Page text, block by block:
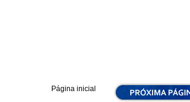
Página inicial